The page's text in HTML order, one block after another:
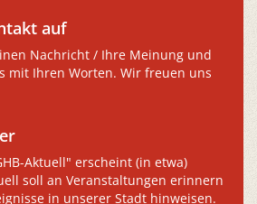
auf
Nachricht / Ihre Meinung und
mit Ihren Worten. Wir freuen uns
Aktuell" erscheint (in etwa)
soll an Veranstaltungen erinnern
in unserer Stadt hinweisen.